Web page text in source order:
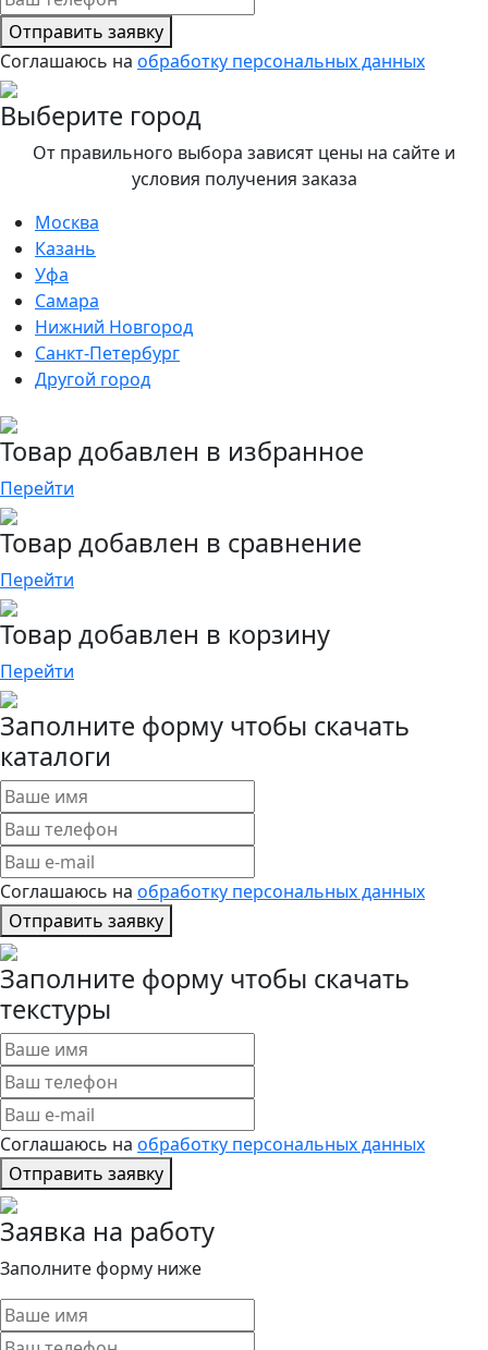
Отправить заявку
Соглашаюсь на обработку персональных данных
Выберите город
От правильного выбора зависят цены на сайте и
условия получения заказа
Москва
Казань
Уфа
Самара
Нижний Новгород
Санкт-Петербург
Другой город
Товар добавлен в избранное
Перейти
Товар добавлен в сравнение
Перейти
Товар добавлен в корзину
Перейти
Заполните форму чтобы скачать
каталоги
Соглашаюсь на обработку персональных данных
Отправить заявку
Заполните форму чтобы скачать
текстуры
Соглашаюсь на обработку персональных данных
Отправить заявку
Заявка на работу
Заполните форму ниже